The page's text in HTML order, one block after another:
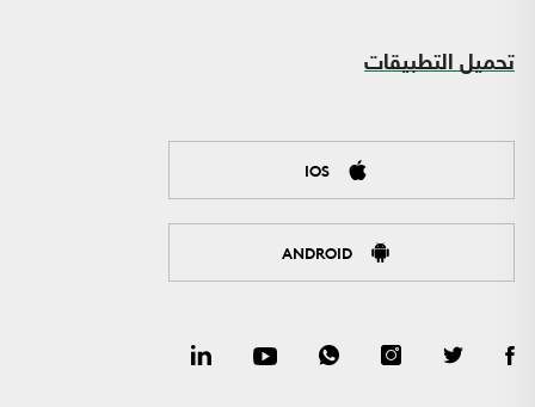
تحميل التطبيقات
IOS
ANDROID